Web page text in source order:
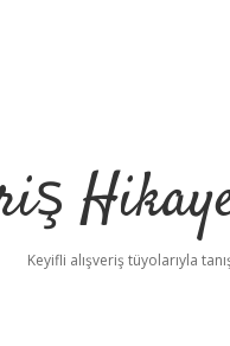
Keyifli alışveriş tüyolarıyla